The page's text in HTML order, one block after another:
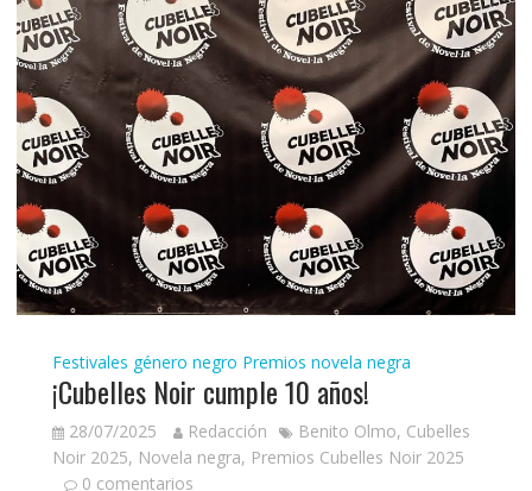
Festivales género negro Premios novela negra
¡Cubelles Noir cumple 10 años!
28/07/2025 Redacción Benito Olmo, Cubelles
Noir 2025, Novela negra, Premios Cubelles Noir 2025
0 comentarios